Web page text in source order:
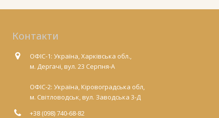
Контакти
ОФІС-1: Україна, Харківська обл.,
м. Дергачі, вул. 23 Серпня-А
ОФІС-2: Україна, Кіровоградська обл,
м. Світловодськ, вул. Заводська 3-Д
+38 (098) 740-68-82